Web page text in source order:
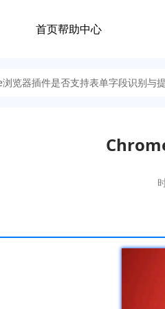
首页帮助中心
览器插件是否支持表单字段识别与